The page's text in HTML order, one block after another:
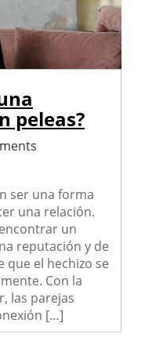
peleas?
ser una forma
una relación.
un
reputación y de
que el hechizo se
Con la
las parejas
[…]